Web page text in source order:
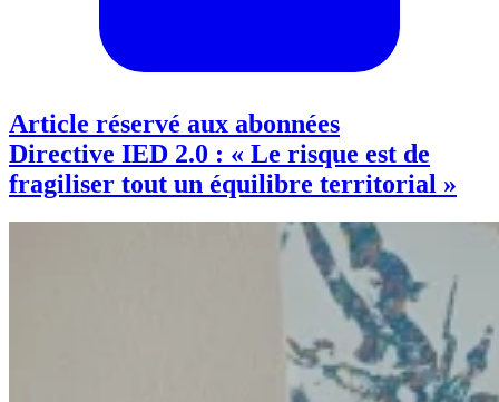
Article réservé aux abonnées
Directive IED 2.0 : « Le risque est de
fragiliser tout un équilibre territorial »